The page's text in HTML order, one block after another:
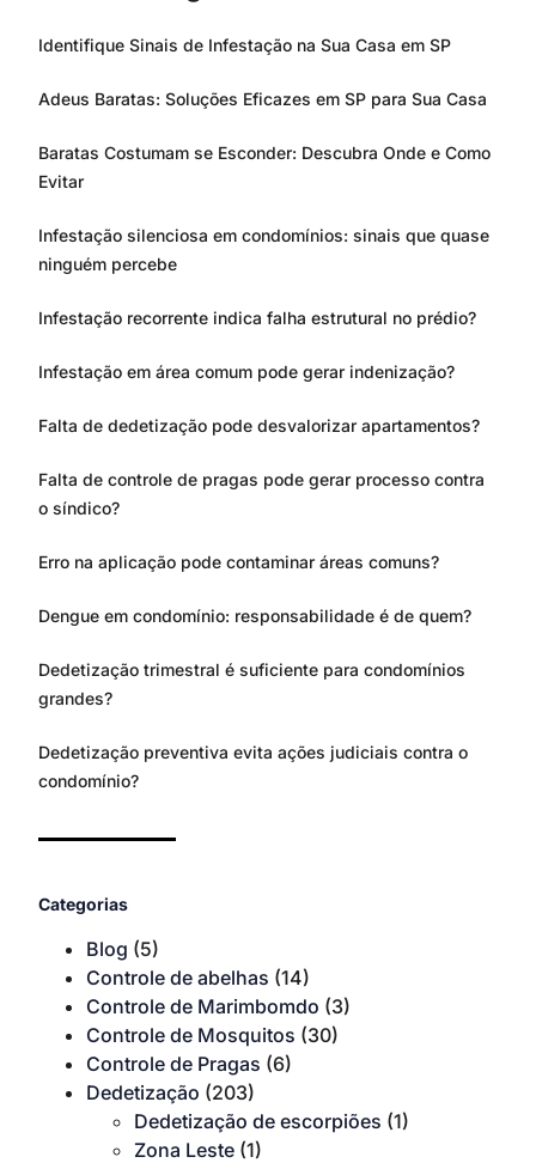
Identifique Sinais de Infestação na Sua Casa em SP
Adeus Baratas: Soluções Eficazes em SP para Sua Casa
Baratas Costumam se Esconder: Descubra Onde e Como
Evitar
Infestação silenciosa em condomínios: sinais que quase
ninguém percebe
Infestação recorrente indica falha estrutural no prédio?
Infestação em área comum pode gerar indenização?
Falta de dedetização pode desvalorizar apartamentos?
Falta de controle de pragas pode gerar processo contra
o síndico?
Erro na aplicação pode contaminar áreas comuns?
Dengue em condomínio: responsabilidade é de quem?
Dedetização trimestral é suficiente para condomínios
grandes?
Dedetização preventiva evita ações judiciais contra o
condomínio?
Categorias
Blog (5)
Controle de abelhas (14)
Controle de Marimbomdo (3)
Controle de Mosquitos (30)
Controle de Pragas (6)
Dedetização (203)
Dedetização de escorpiões (1)
Zona Leste (1)